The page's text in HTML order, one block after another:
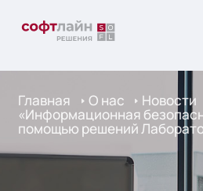
Главная О нас Новости
«Информационная
помощью решений